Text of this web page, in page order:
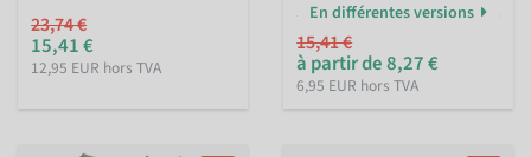
23,74 €
15,41 €
12,95 EUR hors TVA
En différentes versions
15,41 €
à partir de 8,27 €
6,95 EUR hors TVA